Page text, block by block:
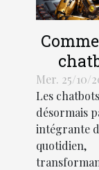
ils
Mer. 25/10/
Les
désormais
intégrante
quotidien,